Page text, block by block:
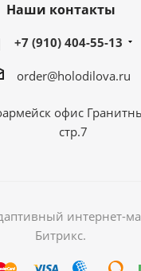
Наши контакты
+7 (910) 404-55-13
order@holodilova.ru
офис
стр.7
интернет-
Битрикс.